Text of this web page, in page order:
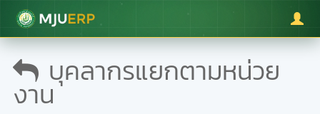
มหาวิทยาลัยแม่โจ้
บุคลากรแยกตามหน่วย
งาน